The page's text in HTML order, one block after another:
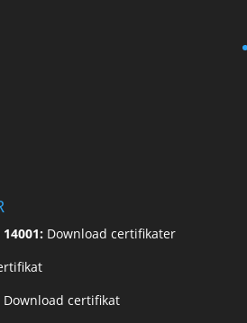
14001: Download certifikater
Download certifikat